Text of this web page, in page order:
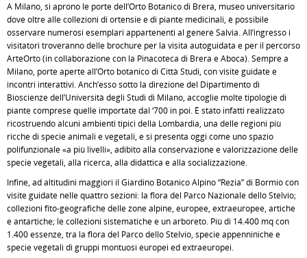
A Milano, si aprono le porte dell’Orto Botanico di Brera, museo universitario
dove oltre alle collezioni di ortensie e di piante medicinali, è possibile
osservare numerosi esemplari appartenenti al genere Salvia. All’ingresso i
visitatori troveranno delle brochure per la visita autoguidata e per il percorso
ArteOrto (in collaborazione con la Pinacoteca di Brera e Aboca). Sempre a
Milano, porte aperte all’Orto botanico di Città Studi, con visite guidate e
incontri interattivi. Anch’esso sotto la direzione del Dipartimento di
Bioscienze dell’Università degli Studi di Milano, accoglie molte tipologie di
piante comprese quelle importate dal ‘700 in poi. È stato infatti realizzato
ricostruendo alcuni ambienti tipici della Lombardia, una delle regioni più
ricche di specie animali e vegetali, e si presenta oggi come uno spazio
polifunzionale «a più livelli», adibito alla conservazione e valorizzazione delle
specie vegetali, alla ricerca, alla didattica e alla socializzazione.
Infine, ad altitudini maggiori il Giardino Botanico Alpino “Rezia” di Bormio con
visite guidate nelle quattro sezioni: la flora del Parco Nazionale dello Stelvio;
collezioni fito-geografiche delle zone alpine, europee, extraeuropee, artiche
e antartiche; le collezioni sistematiche e un arboreto. Più di 14.400 mq con
1.400 essenze, tra la flora del Parco dello Stelvio, specie appenniniche e
specie vegetali di gruppi montuosi europei ed extraeuropei.